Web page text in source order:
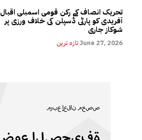
تحریک انصاف کے رکن قومی اسمبلی اقبال
آفریدی کو پارٹی ڈسپلن کی خلاف ورزی پر
شوکاز جاری
تازہ ترینJune 27, 2026